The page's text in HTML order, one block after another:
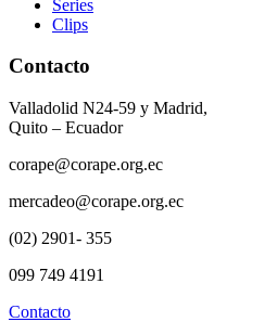
Series
Clips
Contacto
Valladolid N24-59 y Madrid,
Quito – Ecuador
corape@corape.org.ec
mercadeo@corape.org.ec
(02) 2901- 355
099 749 4191
Contacto